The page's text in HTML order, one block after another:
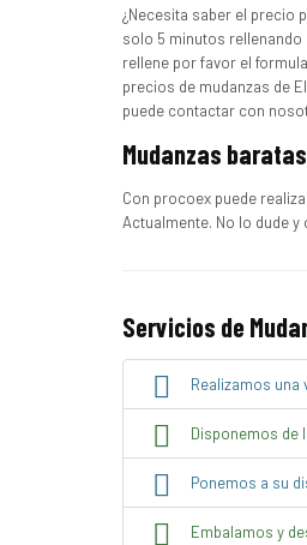
¿Necesita saber el precio
solo 5 minutos rellenando
rellene por favor el
precios de mudanzas de
puede contactar con
Mudanzas
Con procoex puede
Actualmente. No lo dude
Servicios de
Realizamos
Disponemos de
Ponemos a su
Embalamos y